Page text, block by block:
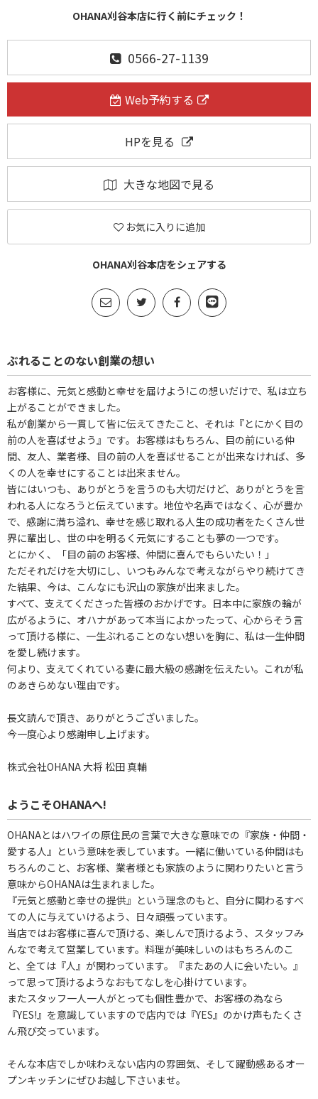
OHANA刈谷本店に行く前にチェック！
0566-27-1139
Web予約する
HPを見る
大きな地図で見る
お気に入りに追加
OHANA刈谷本店をシェアする
ぶれることのない創業の想い
お客様に、元気と感動と幸せを届けよう!この想いだけで、私は立ち
上がることができました。
私が創業から一貫して皆に伝えてきたこと、それは『とにかく目の
前の人を喜ばせよう』です。お客様はもちろん、目の前にいる仲
間、友人、業者様、目の前の人を喜ばせることが出来なければ、多
くの人を幸せにすることは出来ません。
皆にはいつも、ありがとうを言うのも大切だけど、ありがとうを言
われる人になろうと伝えています。地位や名声ではなく、心が豊か
で、感謝に満ち溢れ、幸せを感じ取れる人生の成功者をたくさん世
界に輩出し、世の中を明るく元気にすることも夢の一つです。
とにかく、「目の前のお客様、仲間に喜んでもらいたい！」
ただそれだけを大切にし、いつもみんなで考えながらやり続けてき
た結果、今は、こんなにも沢山の家族が出来ました。
すべて、支えてくださった皆様のおかげです。日本中に家族の輪が
広がるように、オハナがあって本当によかったって、心からそう言
って頂ける様に、一生ぶれることのない想いを胸に、私は一生仲間
を愛し続けます。
何より、支えてくれている妻に最大級の感謝を伝えたい。これが私
のあきらめない理由です。
長文読んで頂き、ありがとうございました。
今一度心より感謝申し上げます。
株式会社OHANA 大将 松田 真輔
ようこそOHANAへ!
OHANAとはハワイの原住民の言葉で大きな意味での『家族・仲間・
愛する人』という意味を表しています。一緒に働いている仲間はも
ちろんのこと、お客様、業者様とも家族のように関わりたいと言う
意味からOHANAは生まれました。
『元気と感動と幸せの提供』という理念のもと、自分に関わるすべ
ての人に与えていけるよう、日々頑張っています。
当店ではお客様に喜んで頂ける、楽しんで頂けるよう、スタッフみ
んなで考えて営業しています。料理が美味しいのはもちろんのこ
と、全ては『人』が関わっています。『またあの人に会いたい。』
って思って頂けるようなおもてなしを心掛けています。
またスタッフ一人一人がとっても個性豊かで、お客様の為なら
『YES!』を意識していますので店内では『YES』のかけ声もたくさ
ん飛び交っています。
そんな本店でしか味わえない店内の雰囲気、そして躍動感あるオー
プンキッチンにぜひお越し下さいませ。